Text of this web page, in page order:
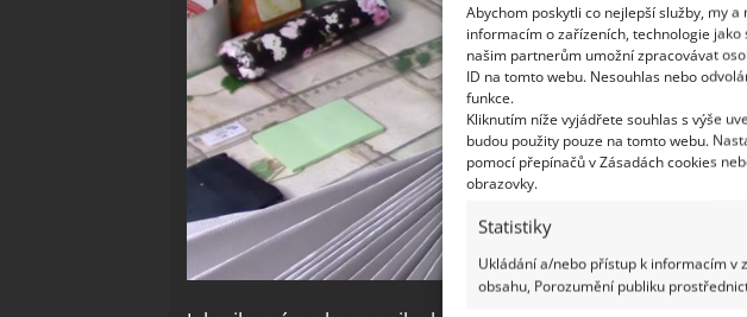
Abychom poskytli co nejlepší služby, my
informacím o zařízeních, technologie
našim partnerům umožní zpracovávat
ID na tomto webu. Nesouhlas nebo
funkce.
Kliknutím níže vyjádřete souhlas s výše
budou použity pouze na tomto webu.
pomocí přepínačů v Zásadách cookies
obrazovky.
Statistiky
Ukládání a/nebo přístup k informacím v
obsahu, Porozumění publiku